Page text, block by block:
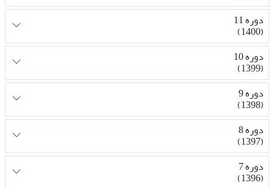
دوره 11
(1400)
دوره 10
(1399)
دوره 9
(1398)
دوره 8
(1397)
دوره 7
(1396)